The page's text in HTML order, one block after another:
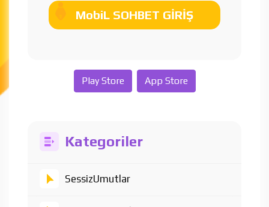
MobiL SOHBET GİRİŞ
Play Store App Store
Kategoriler
SessizUmutlar